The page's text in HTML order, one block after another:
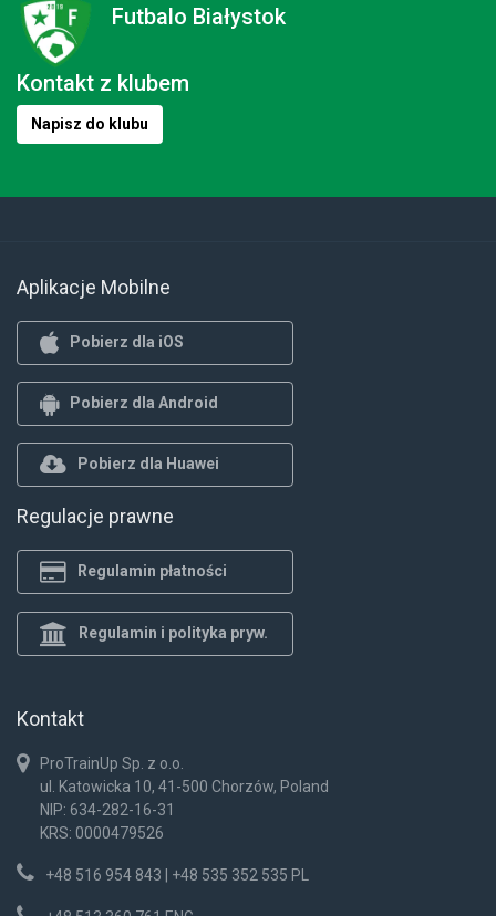
Futbalo Białystok
Kontakt z klubem
Napisz do klubu
Aplikacje Mobilne
Pobierz dla iOS
Pobierz dla Android
Pobierz dla Huawei
Regulacje prawne
Regulamin płatności
Regulamin i polityka pryw.
Kontakt
ProTrainUp Sp. z o.o.
ul. Katowicka 10, 41-500 Chorzów, Poland
NIP: 634-282-16-31
KRS: 0000479526
+48 516 954 843 | +48 535 352 535 PL